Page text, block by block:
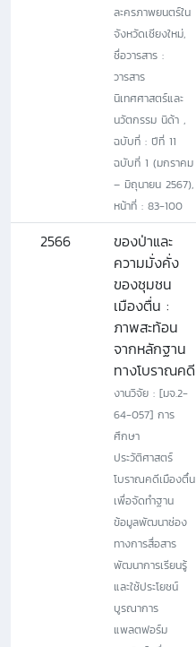
ละครภาพยนตร์ใน
จังหวัดเชียงใหม่,
ชื่อวารสาร :
วารสาร
นิเทศศาสตร์และ
นวัตกรรม นิด้า ,
ฉบับที่ : ปีที่ 11
ฉบับที่ 1 (มกราคม
– มิถุนายน 2567),
หน้าที่ : 83-100
2566
ของป่าและ
ความมั่งคั่ง
ของชุมชน
เมืองตื่น :
ภาพสะท้อน
จากหลักฐาน
ทางโบราณคดี
งานวิจัย : [มจ.2-
64-057] การ
ศึกษา
ประวัติศาสตร์
โบราณคดีเมืองตื๋น
เพื่อจัดทำฐาน
ข้อมูลพัฒนาช่อง
ทางการสื่อสาร
พัฒนาการเรียนรู้
และใช้ประโยชน์
บูรณาการ
แพลตฟอร์ม